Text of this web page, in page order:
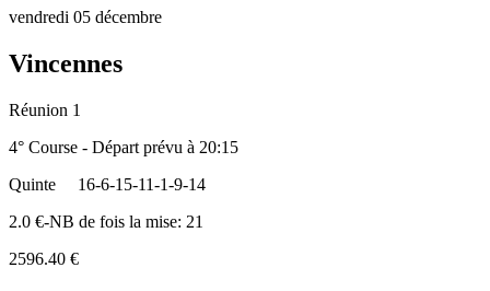
vendredi 05 décembre
Vincennes
Réunion 1
4° Course - Départ prévu à 20:15
Quinte
16-6-15-11-1-9-14
2.0 €-NB de fois la mise: 21
2596.40 €